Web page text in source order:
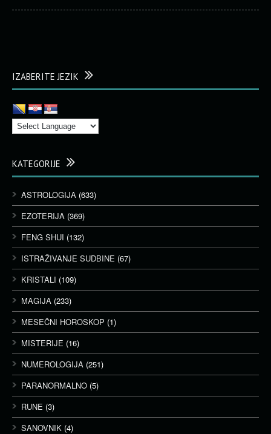
IZABERITE JEZIK
KATEGORIJE
ASTROLOGIJA (633)
EZOTERIJA (369)
FENG SHUI (132)
ISTRAŽIVANJE SUDBINE (67)
KRISTALI (109)
MAGIJA (233)
MESEČNI HOROSKOP (1)
MISTERIJE (16)
NUMEROLOGIJA (251)
PARANORMALNO (5)
RUNE (3)
SANOVNIK (4)